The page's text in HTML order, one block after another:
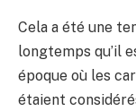
Cela a été une
longtemps qu’il
époque où les
étaient